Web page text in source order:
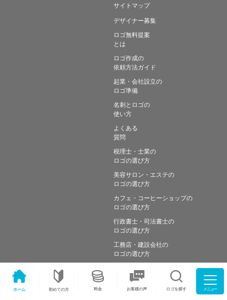
ホーム 初めての方 料金 お客様の声 ロゴを探す メニュー
サイトマップ
デザイナー募集
ロゴ無料提案
とは
ロゴ作成の
依頼方法ガイド
起業・会社設立の
ロゴ準備
名刺とロゴの
使い方
よくある
質問
税理士・士業の
ロゴの選び方
美容サロン・エステの
ロゴの選び方
カフェ・コーヒーショップの
ロゴの選び方
行政書士・司法書士の
ロゴの選び方
工務店・建設会社の
ロゴの選び方
Copyright © Simple works Inc. All Rights Reserved.